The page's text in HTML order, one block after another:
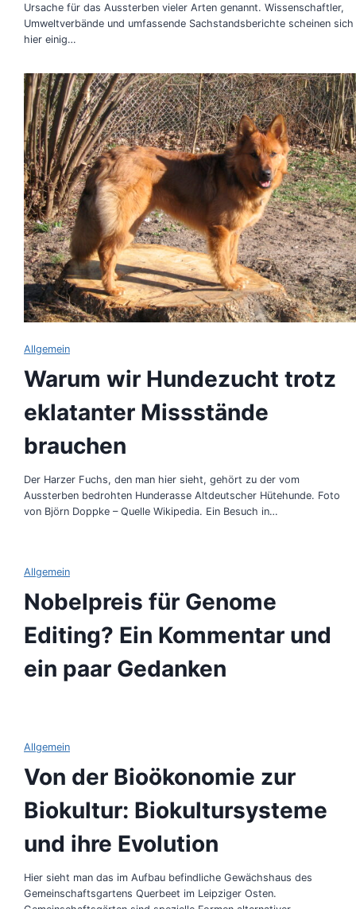
Ursache für das Aussterben vieler Arten genannt. Wissenschaftler,
Umweltverbände und umfassende Sachstandsberichte scheinen sich
hier einig…
Allgemein
Warum wir Hundezucht trotz
eklatanter Missstände
brauchen
Der Harzer Fuchs, den man hier sieht, gehört zu der vom
Aussterben bedrohten Hunderasse Altdeutscher Hütehunde. Foto
von Björn Doppke – Quelle Wikipedia. Ein Besuch in…
Allgemein
Nobelpreis für Genome
Editing? Ein Kommentar und
ein paar Gedanken
Allgemein
Von der Bioökonomie zur
Biokultur: Biokultursysteme
und ihre Evolution
Hier sieht man das im Aufbau befindliche Gewächshaus des
Gemeinschaftsgartens Querbeet im Leipziger Osten.